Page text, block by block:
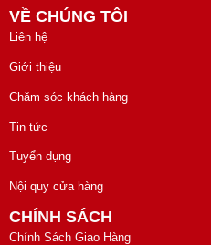
VỀ CHÚNG TÔI
Liên hệ
Giới thiệu
Chăm sóc khách hàng
Tin tức
Tuyển dụng
Nội quy cửa hàng
CHÍNH SÁCH
Chính Sách Giao Hàng